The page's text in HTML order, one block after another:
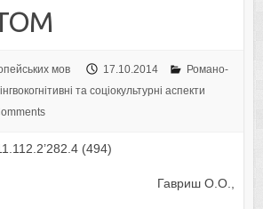
мов 17.10.2014
Романо-
та соціокультурні аспекти
(494)
Гавриш О.О.,